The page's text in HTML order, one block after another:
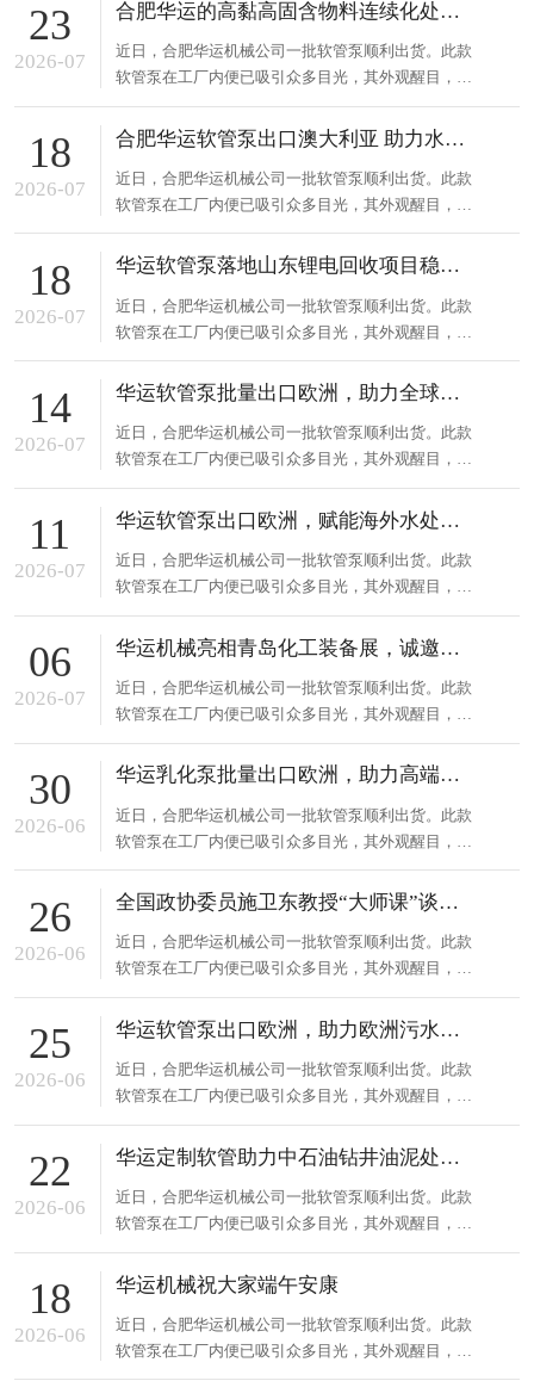
技术，运行稳定，能精准控制流量，有效输送各类特
殊介质，降低维护成本。这...
23
2026-07
合肥华运的高黏高固含物料连续化处理方案
近日，合肥华运机械公司一批软管泵顺利出货。此款
软管泵在工厂内便已吸引众多目光，其外观醒目，性
能卓越，可适应多种复杂工况。合肥华运机械长期专
注流体输送设备研发制造，凭借深厚技术积累与创新
技术，运行稳定，能精准控制流量，有效输送各类特
殊介质，降低维护成本。这...
18
2026-07
合肥华运软管泵出口澳大利亚 助力水泥砂浆输送
近日，合肥华运机械公司一批软管泵顺利出货。此款
软管泵在工厂内便已吸引众多目光，其外观醒目，性
能卓越，可适应多种复杂工况。合肥华运机械长期专
注流体输送设备研发制造，凭借深厚技术积累与创新
技术，运行稳定，能精准控制流量，有效输送各类特
殊介质，降低维护成本。这...
18
2026-07
华运软管泵落地山东锂电回收项目稳定投运
近日，合肥华运机械公司一批软管泵顺利出货。此款
软管泵在工厂内便已吸引众多目光，其外观醒目，性
能卓越，可适应多种复杂工况。合肥华运机械长期专
注流体输送设备研发制造，凭借深厚技术积累与创新
技术，运行稳定，能精准控制流量，有效输送各类特
殊介质，降低维护成本。这...
14
2026-07
华运软管泵批量出口欧洲，助力全球食品安全
近日，合肥华运机械公司一批软管泵顺利出货。此款
软管泵在工厂内便已吸引众多目光，其外观醒目，性
能卓越，可适应多种复杂工况。合肥华运机械长期专
注流体输送设备研发制造，凭借深厚技术积累与创新
技术，运行稳定，能精准控制流量，有效输送各类特
殊介质，降低维护成本。这...
11
2026-07
华运软管泵出口欧洲，赋能海外水处理工程
近日，合肥华运机械公司一批软管泵顺利出货。此款
软管泵在工厂内便已吸引众多目光，其外观醒目，性
能卓越，可适应多种复杂工况。合肥华运机械长期专
注流体输送设备研发制造，凭借深厚技术积累与创新
技术，运行稳定，能精准控制流量，有效输送各类特
殊介质，降低维护成本。这...
06
2026-07
华运机械亮相青岛化工装备展，诚邀莅临洽谈合作
近日，合肥华运机械公司一批软管泵顺利出货。此款
软管泵在工厂内便已吸引众多目光，其外观醒目，性
能卓越，可适应多种复杂工况。合肥华运机械长期专
注流体输送设备研发制造，凭借深厚技术积累与创新
技术，运行稳定，能精准控制流量，有效输送各类特
殊介质，降低维护成本。这...
30
2026-06
华运乳化泵批量出口欧洲，助力高端精细化工生产
近日，合肥华运机械公司一批软管泵顺利出货。此款
软管泵在工厂内便已吸引众多目光，其外观醒目，性
能卓越，可适应多种复杂工况。合肥华运机械长期专
注流体输送设备研发制造，凭借深厚技术积累与创新
技术，运行稳定，能精准控制流量，有效输送各类特
殊介质，降低维护成本。这...
26
2026-06
全国政协委员施卫东教授“大师课”谈华运软管泵
近日，合肥华运机械公司一批软管泵顺利出货。此款
软管泵在工厂内便已吸引众多目光，其外观醒目，性
能卓越，可适应多种复杂工况。合肥华运机械长期专
注流体输送设备研发制造，凭借深厚技术积累与创新
技术，运行稳定，能精准控制流量，有效输送各类特
殊介质，降低维护成本。这...
25
2026-06
华运软管泵出口欧洲，助力欧洲污水处理工程
近日，合肥华运机械公司一批软管泵顺利出货。此款
软管泵在工厂内便已吸引众多目光，其外观醒目，性
能卓越，可适应多种复杂工况。合肥华运机械长期专
注流体输送设备研发制造，凭借深厚技术积累与创新
技术，运行稳定，能精准控制流量，有效输送各类特
殊介质，降低维护成本。这...
22
2026-06
华运定制软管助力中石油钻井油泥处理项目
近日，合肥华运机械公司一批软管泵顺利出货。此款
软管泵在工厂内便已吸引众多目光，其外观醒目，性
能卓越，可适应多种复杂工况。合肥华运机械长期专
注流体输送设备研发制造，凭借深厚技术积累与创新
技术，运行稳定，能精准控制流量，有效输送各类特
殊介质，降低维护成本。这...
18
2026-06
华运机械祝大家端午安康
近日，合肥华运机械公司一批软管泵顺利出货。此款
软管泵在工厂内便已吸引众多目光，其外观醒目，性
能卓越，可适应多种复杂工况。合肥华运机械长期专